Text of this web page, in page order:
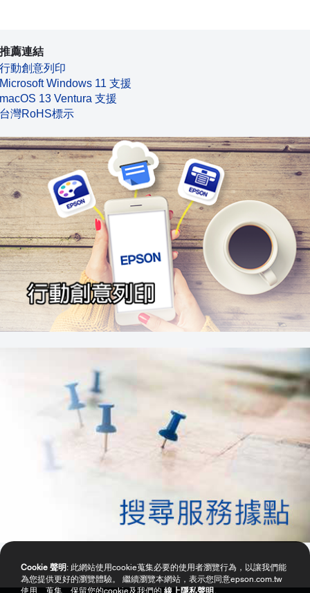
推薦連結
行動創意列印
Microsoft Windows 11 支援
macOS 13 Ventura 支援
台灣RoHS標示
Cookie 聲明 : 此網站使用cookie蒐集必要的使用者瀏覽行為，以讓我們能
為您提供更好的瀏覽體驗。 繼續瀏覽本網站，表示您同意epson.com.tw
使用、蒐集、保留您的cookie及我們的 線上隱私聲明 。